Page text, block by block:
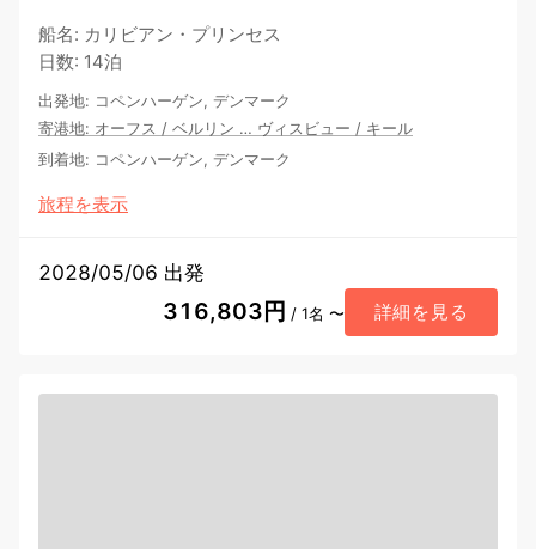
船名: カリビアン・プリンセス
日数: 14泊
出発地: コペンハーゲン, デンマーク
寄港地: オーフス / ベルリン … ヴィスビュー / キール
到着地: コペンハーゲン, デンマーク
旅程を表示
2028/05/06 出発
316,803円 / 1名 〜 詳細を見る